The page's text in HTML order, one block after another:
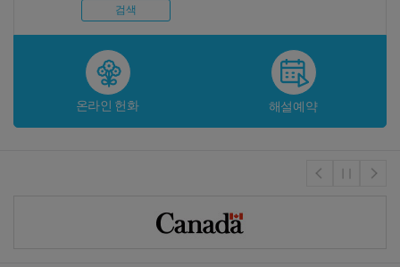
검색
온라인 헌화 해설예약